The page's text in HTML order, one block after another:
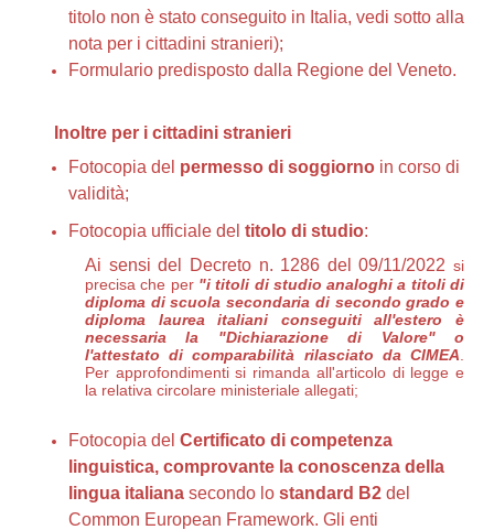
titolo non è stato conseguito in Italia, vedi sotto alla
nota per i cittadini stranieri);
Formulario predisposto dalla Regione del Veneto.
Inoltre per i cittadini stranieri
Fotocopia del permesso di soggiorno in corso di
validità;
Fotocopia ufficiale del titolo di studio:
Ai sensi del Decreto n. 1286 del 09/11/2022 si
precisa che per "i titoli di studio analoghi a titoli di
diploma di scuola secondaria di secondo grado e
diploma laurea italiani conseguiti all'estero è
necessaria la "Dichiarazione di Valore" o
l'attestato di comparabilità rilasciato da CIMEA
Per approfondimenti si rimanda all'articolo di legge e
la relativa circolare ministeriale allegati;
Fotocopia del Certificato di competenza
linguistica, comprovante la conoscenza della
lingua italiana secondo lo standard B2 del
Common European Framework. Gli enti